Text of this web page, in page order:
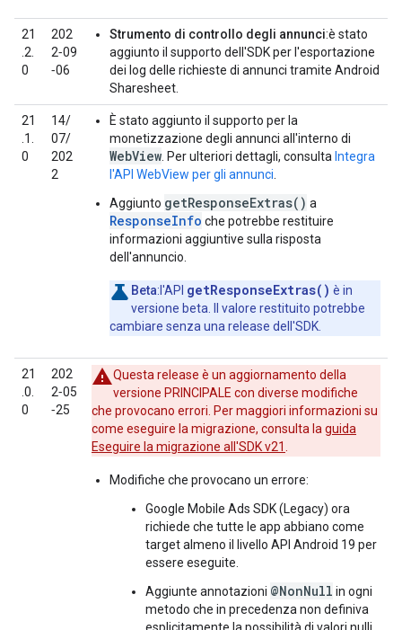
21
.2.
0
202
2‑09
‑06
Strumento di controllo degli annunci:è stato
aggiunto il supporto dell'SDK per l'esportazione
dei log delle richieste di annunci tramite Android
Sharesheet.
21
.1.
0
14/
07/
202
2
È stato aggiunto il supporto per la
monetizzazione degli annunci all'interno di
WebView . Per ulteriori dettagli, consulta Integra
l'API WebView per gli annunci
Aggiunto getResponseExtras() a
ResponseInfo che potrebbe restituire
informazioni aggiuntive sulla risposta
dell'annuncio.
Beta:l'API getResponseExtras() è in
versione beta. Il valore restituito potrebbe
cambiare senza una release dell'SDK.
21
.0.
0
202
2‑05
‑25
Questa release è un aggiornamento della
versione PRINCIPALE con diverse modifiche
che provocano errori. Per maggiori informazioni su
come eseguire la migrazione, consulta la guida
Eseguire la migrazione all'SDK v21
Modifiche che provocano un errore:
Google Mobile Ads SDK (Legacy) ora
richiede che tutte le app abbiano come
target almeno il livello API Android 19 per
essere eseguite.
Aggiunte annotazioni @NonNull in ogni
metodo che in precedenza non definiva